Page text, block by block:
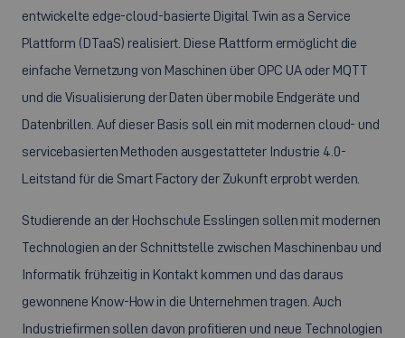
entwickelte edge-cloud-basierte Digital Twin as a Service
Plattform (DTaaS) realisiert. Diese Plattform ermöglicht die
einfache Vernetzung von Maschinen über OPC UA oder MQTT
und die Visualisierung der Daten über mobile Endgeräte und
Datenbrillen. Auf dieser Basis soll ein mit modernen cloud- und
servicebasierten Methoden ausgestatteter Industrie 4.0-
Leitstand für die Smart Factory der Zukunft erprobt werden.
Studierende an der Hochschule Esslingen sollen mit modernen
Technologien an der Schnittstelle zwischen Maschinenbau und
Informatik frühzeitig in Kontakt kommen und das daraus
gewonnene Know-How in die Unternehmen tragen. Auch
Industriefirmen sollen davon profitieren und neue Technologien